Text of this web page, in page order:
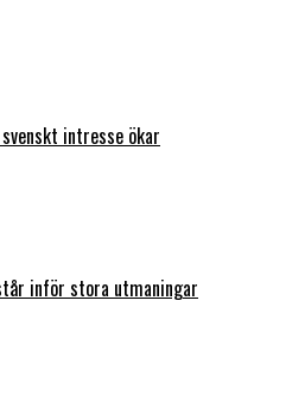
intresse ökar
inför stora utmaningar